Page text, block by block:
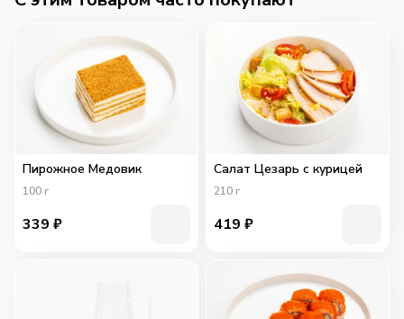
Пирожное Медовик
100 г
339 ₽
Салат Цезарь с курицей
210 г
419 ₽